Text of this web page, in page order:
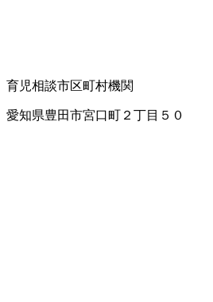
育児相談市区町村機関
愛知県豊田市宮口町２丁目５０